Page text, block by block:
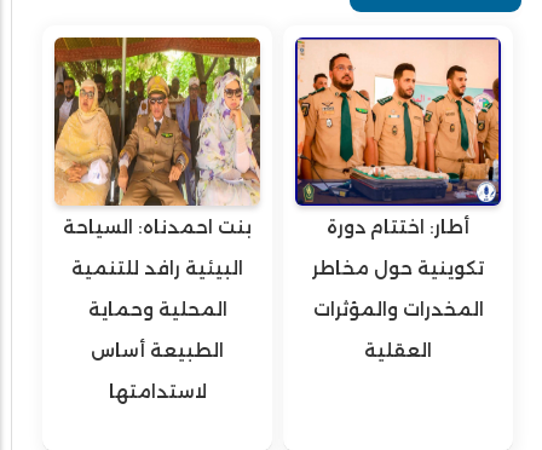
أطار: اختتام دورة
تكوينية حول مخاطر
المخدرات والمؤثرات
العقلية
بنت احمدناه: السياحة
البيئية رافد للتنمية
المحلية وحماية
الطبيعة أساس
لاستدامتها